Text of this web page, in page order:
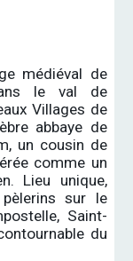
médiéval de
le val de
Villages de
abbaye de
un cousin de
comme un
Lieu unique,
sur le
Saint-
du